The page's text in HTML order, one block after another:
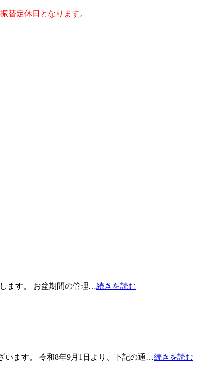
替定休日となります。
ます。 お盆期間の管理…続きを読む
います。 令和8年9月1日より、下記の通…続きを読む